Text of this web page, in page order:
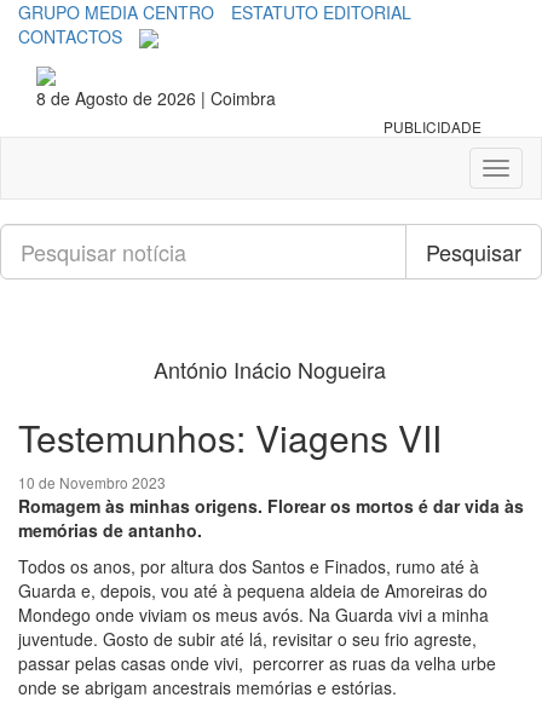
GRUPO MEDIA CENTRO
ESTATUTO EDITORIAL
CONTACTOS
8 de Agosto de 2026 | Coimbra
PUBLICIDADE
Pesquisar
Pesquisar
António Inácio Nogueira
Testemunhos: Viagens VII
10 de Novembro 2023
Romagem às minhas origens. Florear os mortos é dar vida às
memórias de antanho.
Todos os anos, por altura dos Santos e Finados, rumo até à
Guarda e, depois, vou até à pequena aldeia de Amoreiras do
Mondego onde viviam os meus avós. Na Guarda vivi a minha
juventude. Gosto de subir até lá, revisitar o seu frio agreste,
passar pelas casas onde vivi, percorrer as ruas da velha urbe
onde se abrigam ancestrais memórias e estórias.